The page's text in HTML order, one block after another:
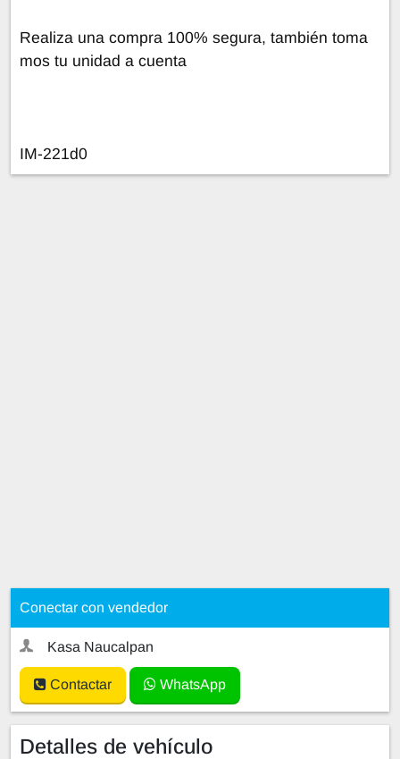
Realiza una compra 100% segura, también toma
mos tu unidad a cuenta
IM-221d0
Conectar con vendedor
Kasa Naucalpan
Contactar WhatsApp
Detalles de vehículo